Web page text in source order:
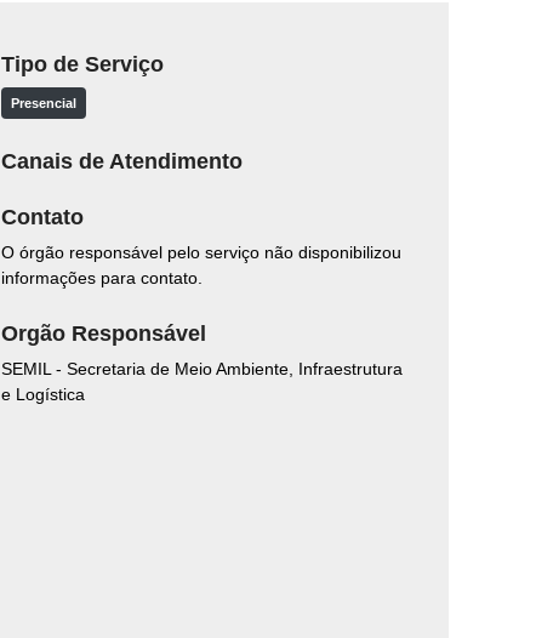
Tipo de Serviço
Presencial
Canais de Atendimento
Contato
O órgão responsável pelo serviço não disponibilizou
informações para contato.
Orgão Responsável
SEMIL - Secretaria de Meio Ambiente, Infraestrutura
e Logística